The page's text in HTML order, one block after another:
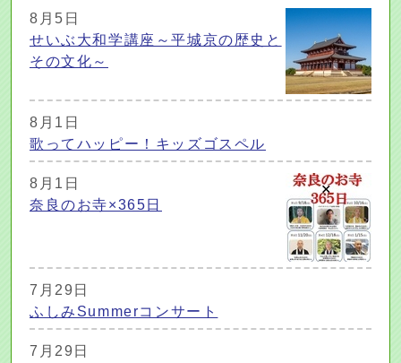
8月5日
せいぶ大和学講座～平城京の歴史と
その文化～
8月1日
歌ってハッピー！キッズゴスペル
8月1日
奈良のお寺×365日
7月29日
ふしみSummerコンサート
7月29日